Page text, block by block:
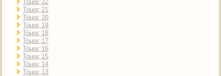
Τόμος 22
Τόμος 21
Τόμος 20
Τόμος 19
Τόμος 18
Τόμος 17
Τόμος 16
Τόμος 15
Τόμος 14
Τόμος 13